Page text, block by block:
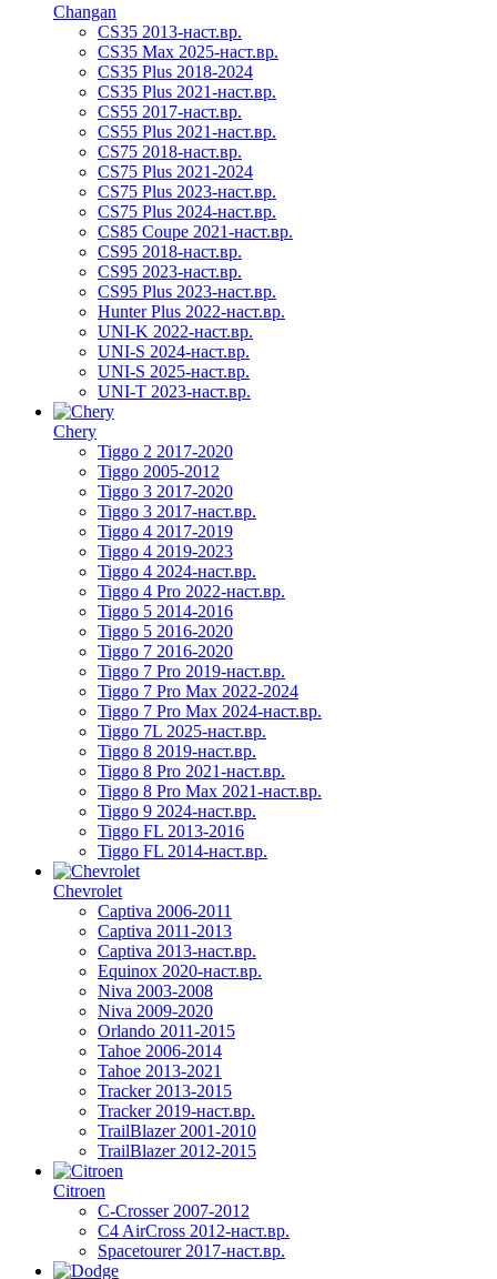
Changan
CS35 2013-наст.вр.
CS35 Max 2025-наст.вр.
CS35 Plus 2018-2024
CS35 Plus 2021-наст.вр.
CS55 2017-наст.вр.
CS55 Plus 2021-наст.вр.
CS75 2018-наст.вр.
CS75 Plus 2021-2024
CS75 Plus 2023-наст.вр.
CS75 Plus 2024-наст.вр.
CS85 Coupe 2021-наст.вр.
CS95 2018-наст.вр.
CS95 2023-наст.вр.
CS95 Plus 2023-наст.вр.
Hunter Plus 2022-наст.вр.
UNI-K 2022-наст.вр.
UNI-S 2024-наст.вр.
UNI-S 2025-наст.вр.
UNI-T 2023-наст.вр.
Chery
Tiggo 2 2017-2020
Tiggo 2005-2012
Tiggo 3 2017-2020
Tiggo 3 2017-наст.вр.
Tiggo 4 2017-2019
Tiggo 4 2019-2023
Tiggo 4 2024-наст.вр.
Tiggo 4 Pro 2022-наст.вр.
Tiggo 5 2014-2016
Tiggo 5 2016-2020
Tiggo 7 2016-2020
Tiggo 7 Pro 2019-наст.вр.
Tiggo 7 Pro Max 2022-2024
Tiggo 7 Pro Max 2024-наст.вр.
Tiggo 7L 2025-наст.вр.
Tiggo 8 2019-наст.вр.
Tiggo 8 Pro 2021-наст.вр.
Tiggo 8 Pro Max 2021-наст.вр.
Tiggo 9 2024-наст.вр.
Tiggo FL 2013-2016
Tiggo FL 2014-наст.вр.
Chevrolet
Captiva 2006-2011
Captiva 2011-2013
Captiva 2013-наст.вр.
Equinox 2020-наст.вр.
Niva 2003-2008
Niva 2009-2020
Orlando 2011-2015
Tahoe 2006-2014
Tahoe 2013-2021
Tracker 2013-2015
Tracker 2019-наст.вр.
TrailBlazer 2001-2010
TrailBlazer 2012-2015
Citroen
C-Crosser 2007-2012
C4 AirCross 2012-наст.вр.
Spacetourer 2017-наст.вр.